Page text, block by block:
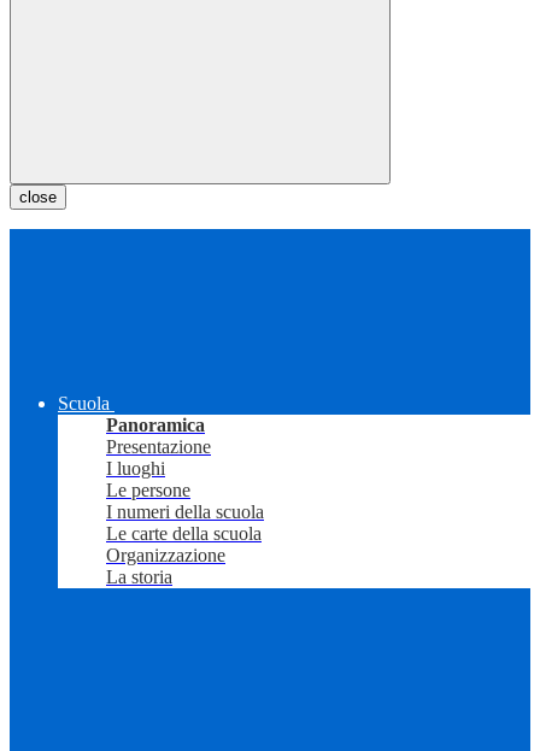
close
Scuola
Panoramica
Presentazione
I luoghi
Le persone
I numeri della scuola
Le carte della scuola
Organizzazione
La storia